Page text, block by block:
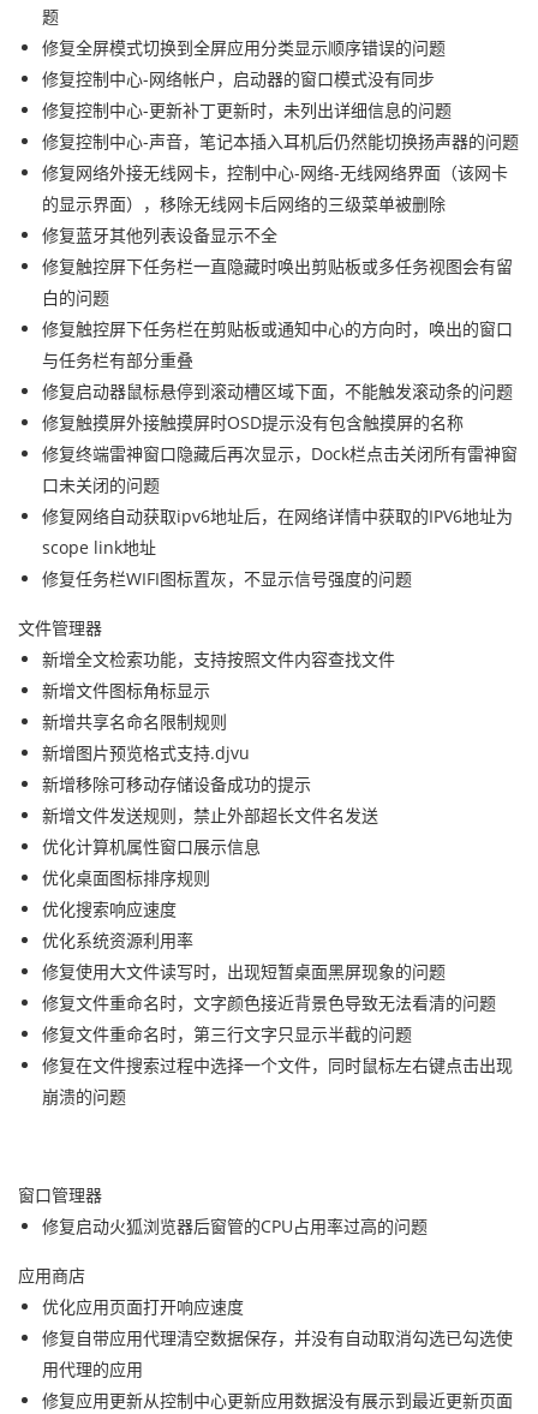
题
修复全屏模式切换到全屏应用分类显示顺序错误的问题
修复控制中心-网络帐户，启动器的窗口模式没有同步
修复控制中心-更新补丁更新时，未列出详细信息的问题
修复控制中心-声音，笔记本插入耳机后仍然能切换扬声器的问题
修复网络外接无线网卡，控制中心-网络-无线网络界面（该网卡
的显示界面），移除无线网卡后网络的三级菜单被删除
修复蓝牙其他列表设备显示不全
修复触控屏下任务栏一直隐藏时唤出剪贴板或多任务视图会有留
白的问题
修复触控屏下任务栏在剪贴板或通知中心的方向时，唤出的窗口
与任务栏有部分重叠
修复启动器鼠标悬停到滚动槽区域下面，不能触发滚动条的问题
修复触摸屏外接触摸屏时OSD提示没有包含触摸屏的名称
修复终端雷神窗口隐藏后再次显示，Dock栏点击关闭所有雷神窗
口未关闭的问题
修复网络自动获取ipv6地址后，在网络详情中获取的IPV6地址为
scope link地址
修复任务栏WIFI图标置灰，不显示信号强度的问题
文件管理器
新增全文检索功能，支持按照文件内容查找文件
新增文件图标角标显示
新增共享名命名限制规则
新增图片预览格式支持.djvu
新增移除可移动存储设备成功的提示
新增文件发送规则，禁止外部超长文件名发送
优化计算机属性窗口展示信息
优化桌面图标排序规则
优化搜索响应速度
优化系统资源利用率
修复使用大文件读写时，出现短暂桌面黑屏现象的问题
修复文件重命名时， 文字颜色接近背景色导致无法看清的问题
修复文件重命名时，第三行文字只显示半截的问题
修复在文件搜索过程中选择一个文件，同时鼠标左右键点击出现
崩溃的问题
窗口管理器
修复启动火狐浏览器后窗管的CPU占用率过高的问题
应用商店
优化应用页面打开响应速度
修复自带应用代理清空数据保存，并没有自动取消勾选已勾选使
用代理的应用
修复应用更新从控制中心更新应用数据没有展示到最近更新页面